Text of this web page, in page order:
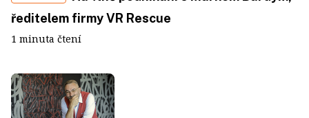
ředitelem firmy VR Rescue
1 minuta čtení